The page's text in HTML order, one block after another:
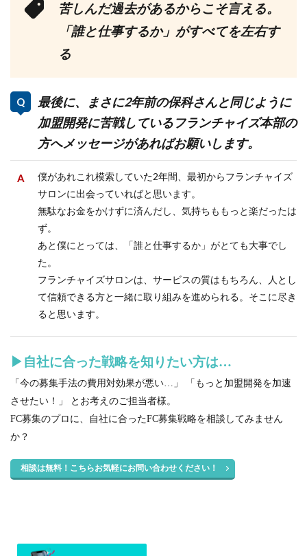
苦しんだ過去があるからこそ言える。
「誰と仕事するか」がすべてを左右す
る
最後に、まさに2年前の保科さんと同じように
加盟開発に苦戦しているフランチャイズ本部の
方へメッセージがあればお願いします。
僕があれこれ模索していた2年間、最初からフランチャイズ
サロンに出会っていればと思います。
無駄なお金をかけずに済んだし、気持ちももっと楽だったは
ず。
あと僕にとっては、「誰と仕事するか」がとても大事でし
た。
フランチャイズサロンは、サービスの質はもちろん、人とし
て信頼できる方と一緒に取り組みを進められる。そこに尽き
ると思います。
▶︎自社に合った戦略を知りたい方は…
「今の募集手法の費用対効果が悪い…」 「もっと加盟開発を加速
させたい！」 とお考えのご担当者様。
FC募集のプロに、自社に合ったFC募集戦略を相談してみません
か？
相談は無料！こちらお気軽にお問い合わせください！